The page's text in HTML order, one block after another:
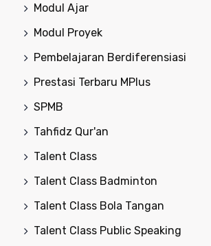
Modul Ajar
Modul Proyek
Pembelajaran Berdiferensiasi
Prestasi Terbaru MPlus
SPMB
Tahfidz Qur'an
Talent Class
Talent Class Badminton
Talent Class Bola Tangan
Talent Class Public Speaking